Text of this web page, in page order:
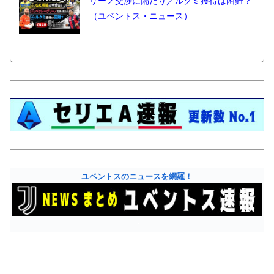
（ユベントス・ニュース）
ユベントスのニュースを網羅！